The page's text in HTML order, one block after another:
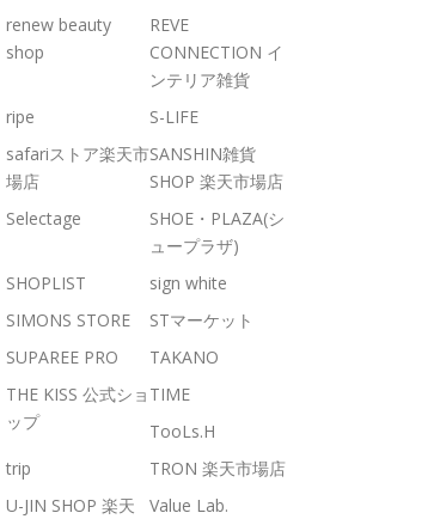
renew beauty
shop
REVE
CONNECTION イ
ンテリア雑貨
ripe
S-LIFE
safariストア楽天市
場店
SANSHIN雑貨
SHOP 楽天市場店
Selectage
SHOE・PLAZA(シ
ュープラザ)
SHOPLIST
sign white
SIMONS STORE
STマーケット
SUPAREE PRO
TAKANO
THE KISS 公式ショ
ップ
TIME
TooLs.H
trip
TRON 楽天市場店
U-JIN SHOP 楽天
Value Lab.